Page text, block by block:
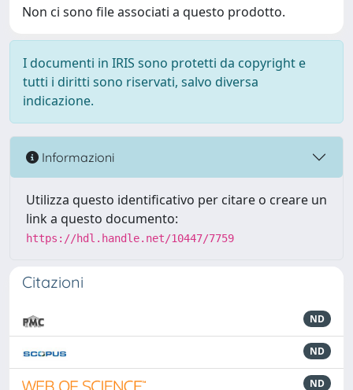
Non ci sono file associati a questo prodotto.
I documenti in IRIS sono protetti da copyright e
tutti i diritti sono riservati, salvo diversa
indicazione.
Informazioni
Utilizza questo identificativo per citare o creare un
link a questo documento:
https://hdl.handle.net/10447/7759
Citazioni
ND
ND
ND